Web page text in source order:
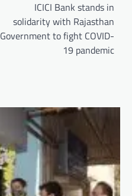
ICICI Bank stands in
solidarity with Rajasthan
Government to fight COVID-
19 pandemic